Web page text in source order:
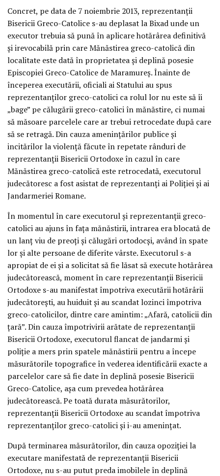
Concret, pe data de 7 noiembrie 2013, reprezentanţii
Bisericii Greco-Catolice s-au deplasat la Bixad unde un
executor trebuia să pună în aplicare hotărârea definitivă
şi irevocabilă prin care Mănăstirea greco-catolică din
localitate este dată în proprietatea şi deplină posesie
Episcopiei Greco-Catolice de Maramureş. Înainte de
începerea executării, oficiali ai Statului au spus
reprezentanţilor greco-catolici ca rolul lor nu este să îi
„bage” pe călugării greco-catolici în mănăstire, ci numai
să măsoare parcelele care ar trebui retrocedate după care
să se retragă. Din cauza ameninţărilor publice şi
incitărilor la violenţă făcute în repetate rânduri de
reprezentanţii Bisericii Ortodoxe în cazul în care
Mănăstirea greco-catolică este retrocedată, executorul
judecătoresc a fost asistat de reprezentanţi ai Poliţiei şi ai
Jandarmeriei Romane.
În momentul în care executorul şi reprezentanţii greco-
catolici au ajuns în faţa mănăstirii, intrarea era blocată de
un lanţ viu de preoţi şi călugări ortodocşi, având în spate
lor şi alte persoane de diferite vârste. Executorul s-a
apropiat de ei şi a solicitat să fie lăsat să execute hotărârea
judecătorească, moment în care reprezentanţii Bisericii
Ortodoxe s-au manifestat împotriva executării hotărârii
judecătoreşti, au huiduit şi au scandat lozinci împotriva
greco-catolicilor, dintre care amintim: „Afară, catolicii din
ţară”. Din cauza împotrivirii arătate de reprezentanţii
Bisericii Ortodoxe, executorul flancat de jandarmi şi
poliţie a mers prin spatele mănăstirii pentru a începe
măsurătorile topografice în vederea identificării exacte a
parcelelor care să fie date în deplină posesie Bisericii
Greco-Catolice, aşa cum prevedea hotărârea
judecătorească. Pe toată durata măsurătorilor,
reprezentanţii Bisericii Ortodoxe au scandat împotriva
reprezentanţilor greco-catolici şi i-au ameninţat.
După terminarea măsurătorilor, din cauza opoziţiei la
executare manifestată de reprezentanţii Bisericii
Ortodoxe, nu s-au putut preda imobilele în deplină